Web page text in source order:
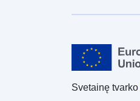
Svetainę tvarko